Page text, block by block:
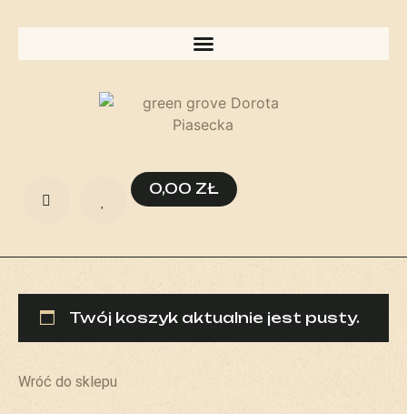
0,00 ZŁ
Twój koszyk aktualnie jest pusty.
Wróć do sklepu